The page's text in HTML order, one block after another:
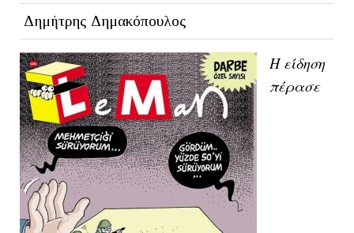
Δημήτρης Δημακόπουλος
Η είδηση
πέρασε